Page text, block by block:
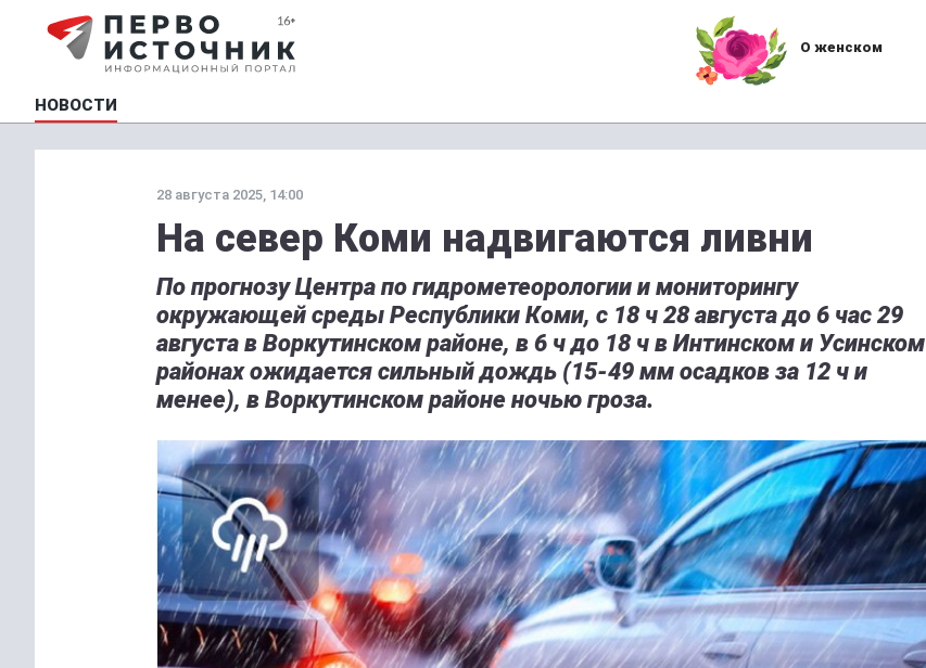
О женском
НОВОСТИ
28 августа 2025, 14:00
На север Коми надвигаются ливни
По прогнозу Центра по гидрометеорологии и мониторингу
окружающей среды Республики Коми, с 18 ч 28 августа до 6 час 29
августа в Воркутинском районе, в 6 ч до 18 ч в Интинском и Усинском
районах ожидается сильный дождь (15-49 мм осадков за 12 ч и
менее), в Воркутинском районе ночью гроза.